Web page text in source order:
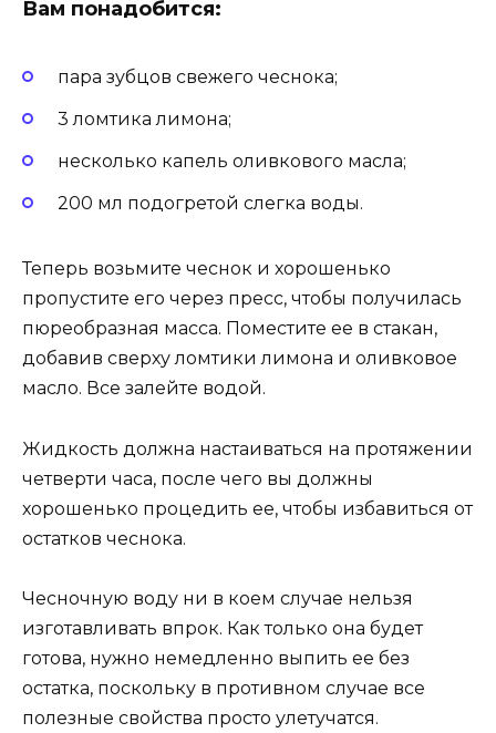
Вам понадобится:
пара зубцов свежего чеснока;
3 ломтика лимона;
несколько капель оливкового масла;
200 мл подогретой слегка воды.
Теперь возьмите чеснок и хорошенько
пропустите его через пресс, чтобы получилась
пюреобразная масса. Поместите ее в стакан,
добавив сверху ломтики лимона и оливковое
масло. Все залейте водой.
Жидкость должна настаиваться на протяжении
четверти часа, после чего вы должны
хорошенько процедить ее, чтобы избавиться от
остатков чеснока.
Чесночную воду ни в коем случае нельзя
изготавливать впрок. Как только она будет
готова, нужно немедленно выпить ее без
остатка, поскольку в противном случае все
полезные свойства просто улетучатся.